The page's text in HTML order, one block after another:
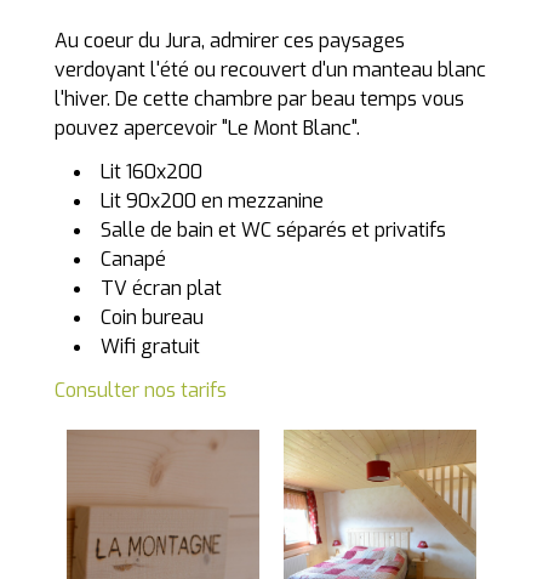
TARIFS
LA FERME
CONTACT
Au coeur du Jura, admirer ces paysages
verdoyant l'été ou recouvert d'un manteau blanc
l'hiver. De cette chambre par beau temps vous
pouvez apercevoir "Le Mont Blanc".
Lit 160x200
Lit 90x200 en mezzanine
Salle de bain et WC séparés et privatifs
Canapé
TV écran plat
Coin bureau
Wifi gratuit
Consulter nos tarifs